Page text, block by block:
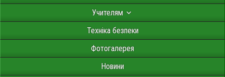
Учителям
Техніка безпеки
Фотогалерея
Новини